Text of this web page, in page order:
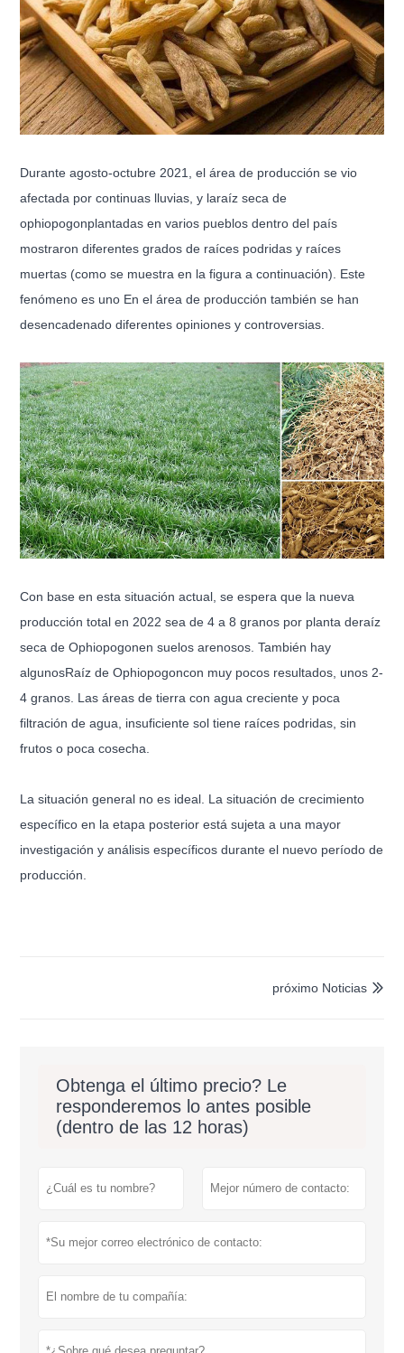
Durante agosto-octubre 2021, el área de producción se vio
afectada por continuas lluvias, y laraíz seca de
ophiopogonplantadas en varios pueblos dentro del país
mostraron diferentes grados de raíces podridas y raíces
muertas (como se muestra en la figura a continuación). Este
fenómeno es uno En el área de producción también se han
desencadenado diferentes opiniones y controversias.
Con base en esta situación actual, se espera que la nueva
producción total en 2022 sea de 4 a 8 granos por planta deraíz
seca de Ophiopogonen suelos arenosos. También hay
algunosRaíz de Ophiopogoncon muy pocos resultados, unos 2-
4 granos. Las áreas de tierra con agua creciente y poca
filtración de agua, insuficiente sol tiene raíces podridas, sin
frutos o poca cosecha.
La situación general no es ideal. La situación de crecimiento
específico en la etapa posterior está sujeta a una mayor
investigación y análisis específicos durante el nuevo período de
producción.

próximo Noticias
Obtenga el último precio? Le
responderemos lo antes posible
(dentro de las 12 horas)